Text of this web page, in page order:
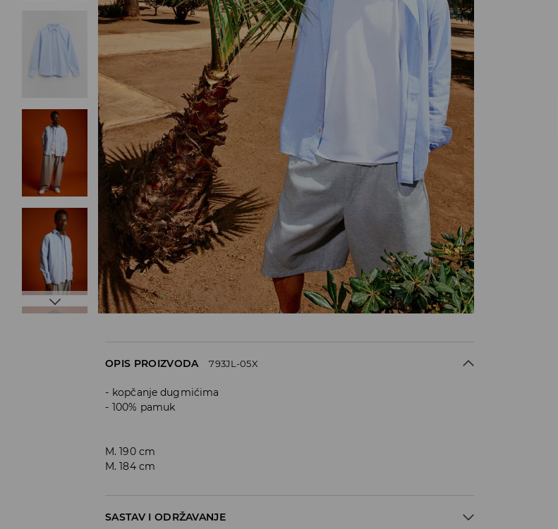
OPIS PROIZVODA 793JL-05X
kopčanje dugmićima
100% pamuk
M. 190 cm
M. 184 cm
SASTAV I ODRŽAVANJE